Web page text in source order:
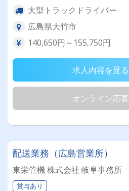
大型トラックドライバー
広島県大竹市
140,650円～155,750円
求人内容を見る
オンライン応募
配送業務（広島営業所）
東栄管機 株式会社 岐阜事務所
賞与あり